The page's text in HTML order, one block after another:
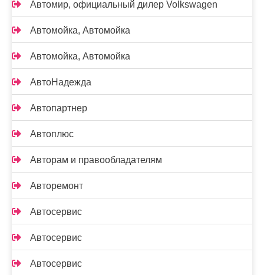
Автомир, официальный дилер Volkswagen
Автомойка, Автомойка
Автомойка, Автомойка
АвтоНадежда
Автопартнер
Автоплюс
Авторам и правообладателям
Авторемонт
Автосервис
Автосервис
Автосервис